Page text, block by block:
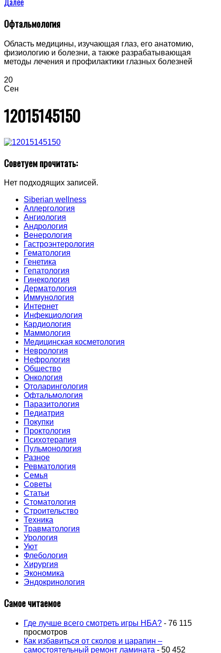
Офтальмология
Область медицины, изучающая глаз, его анатомию,
физиологию и болезни, а также разрабатывающая
методы лечения и профилактики глазных болезней
20
Сен
12015145150
Советуем прочитать:
Нет подходящих записей.
Siberian wellness
Аллергология
Ангиология
Андрология
Венерология
Гастроэнтерология
Гематология
Генетика
Гепатология
Гинекология
Дерматология
Иммунология
Интернет
Инфекциология
Кардиология
Маммология
Медицинская косметология
Неврология
Нефрология
Общество
Онкология
Отоларингология
Офтальмология
Паразитология
Педиатрия
Покупки
Проктология
Психотерапия
Пульмонология
Разное
Ревматология
Семья
Советы
Статьи
Стоматология
Строительство
Техника
Травматология
Урология
Уют
Флебология
Хирургия
Экономика
Эндокринология
Самое читаемое
Где лучше всего смотреть игры НБА? - 76 115
просмотров
Как избавиться от сколов и царапин –
самостоятельный ремонт ламината - 50 452